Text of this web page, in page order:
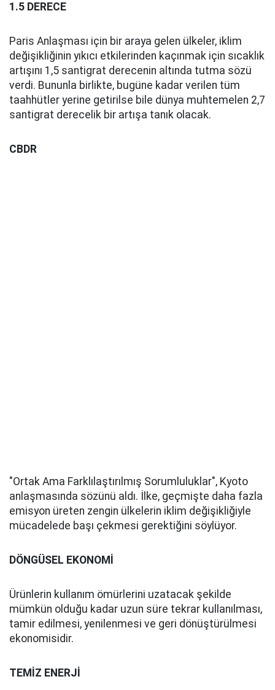
1.5 DERECE
Paris Anlaşması için bir araya gelen ülkeler, iklim
değişikliğinin yıkıcı etkilerinden kaçınmak için sıcaklık
artışını 1,5 santigrat derecenin altında tutma sözü
verdi. Bununla birlikte, bugüne kadar verilen tüm
taahhütler yerine getirilse bile dünya muhtemelen 2,7
santigrat derecelik bir artışa tanık olacak.
CBDR
"Ortak Ama Farklılaştırılmış Sorumluluklar", Kyoto
anlaşmasında sözünü aldı. İlke, geçmişte daha fazla
emisyon üreten zengin ülkelerin iklim değişikliğiyle
mücadelede başı çekmesi gerektiğini söylüyor.
DÖNGÜSEL EKONOMİ
Ürünlerin kullanım ömürlerini uzatacak şekilde
mümkün olduğu kadar uzun süre tekrar kullanılması,
tamir edilmesi, yenilenmesi ve geri dönüştürülmesi
ekonomisidir.
TEMİZ ENERJİ